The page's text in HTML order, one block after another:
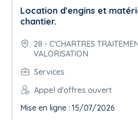
Location d'engins et
chantier.
28 - C'CHARTRES
VALORISATION
Services
Appel d'offres ouvert
Mise en ligne : 15/07/2026